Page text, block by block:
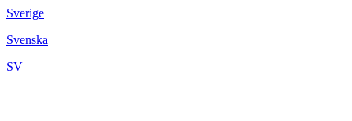
Sverige
Svenska
SV